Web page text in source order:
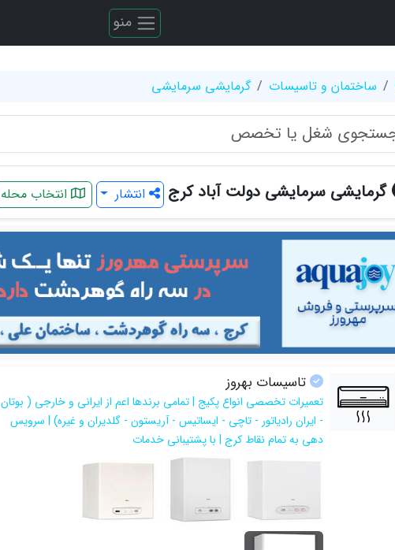
منو
ساختمان و تاسیسات گرمایشی سرمایشی
گرمایشی سرمایشی دولت آباد کرج انتشار انتخاب محله
تاسیسات بهروز
تعمیرات تخصصی انواع پکیج | تمامی برندها اعم از ایرانی و خارجی ( بوتان
- ایران رادیاتور - تاچی - ایساتیس - آریستون - گلدیران و غیره) | سرویس
دهی به تمام نقاط کرج | با پشتیبانی خدمات